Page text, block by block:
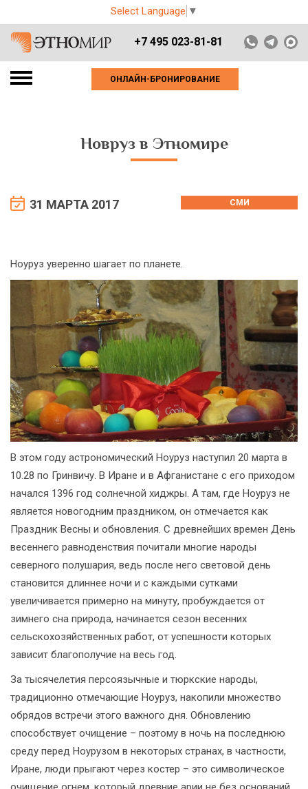
Select Language ▼
+7 495 023-81-81
ОНЛАЙН-БРОНИРОВАНИЕ
Новруз в Этномире
31 МАРТА 2017 СМИ
Ноуруз уверенно шагает по планете.
В этом году астрономический Ноуруз наступил 20 марта в
10.28 по Гринвичу. В Иране и в Афганистане с его приходом
начался 1396 год солнечной хиджры. А там, где Ноуруз не
является новогодним праздником, он отмечается как
Праздник Весны и обновления. С древнейших времен День
весеннего равноденствия почитали многие народы
северного полушария, ведь после него световой день
становится длиннее ночи и с каждыми сутками
увеличивается примерно на минуту, пробуждается от
зимнего сна природа, начинается сезон весенних
сельскохозяйственных работ, от успешности которых
зависит благополучие на весь год.
За тысячелетия персоязычные и тюркские народы,
традиционно отмечающие Ноуруз, накопили множество
обрядов встречи этого важного дня. Обновлению
способствует очищение – поэтому в ночь на последнюю
среду перед Ноурузом в некоторых странах, в частности,
Иране, люди прыгают через костер – это символическое